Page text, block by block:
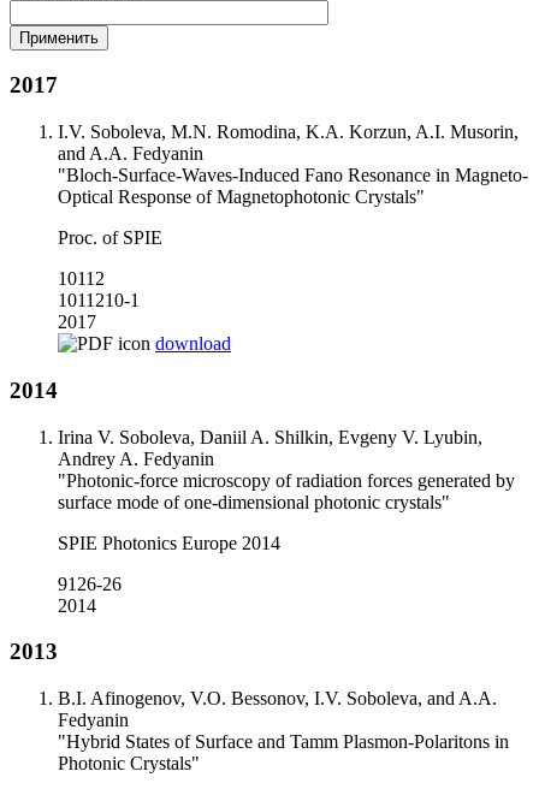
2017
I.V. Soboleva, M.N. Romodina, K.A. Korzun, A.I. Musorin,
and A.A. Fedyanin
"Bloch-Surface-Waves-Induced Fano Resonance in Magneto-
Optical Response of Magnetophotonic Crystals"
Proc. of SPIE
10112
1011210-1
2017
download
2014
Irina V. Soboleva, Daniil A. Shilkin, Evgeny V. Lyubin,
Andrey A. Fedyanin
"Photonic-force microscopy of radiation forces generated by
surface mode of one-dimensional photonic crystals"
SPIE Photonics Europe 2014
9126-26
2014
2013
B.I. Afinogenov, V.O. Bessonov, I.V. Soboleva, and A.A.
Fedyanin
"Hybrid States of Surface and Tamm Plasmon-Polaritons in
Photonic Crystals"